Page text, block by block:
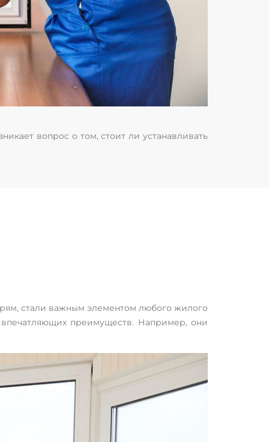
вопрос о том, стоит ли устанавливать
стали важным элементом любого жилого
впечатляющих преимуществ. Например, они